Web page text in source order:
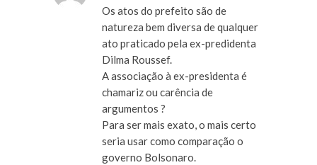
Os atos do prefeito são de
natureza bem diversa de qualquer
ato praticado pela ex-predidenta
Dilma Roussef.
A associação à ex-presidenta é
chamariz ou carência de
argumentos ?
Para ser mais exato, o mais certo
seria usar como comparação o
governo Bolsonaro.